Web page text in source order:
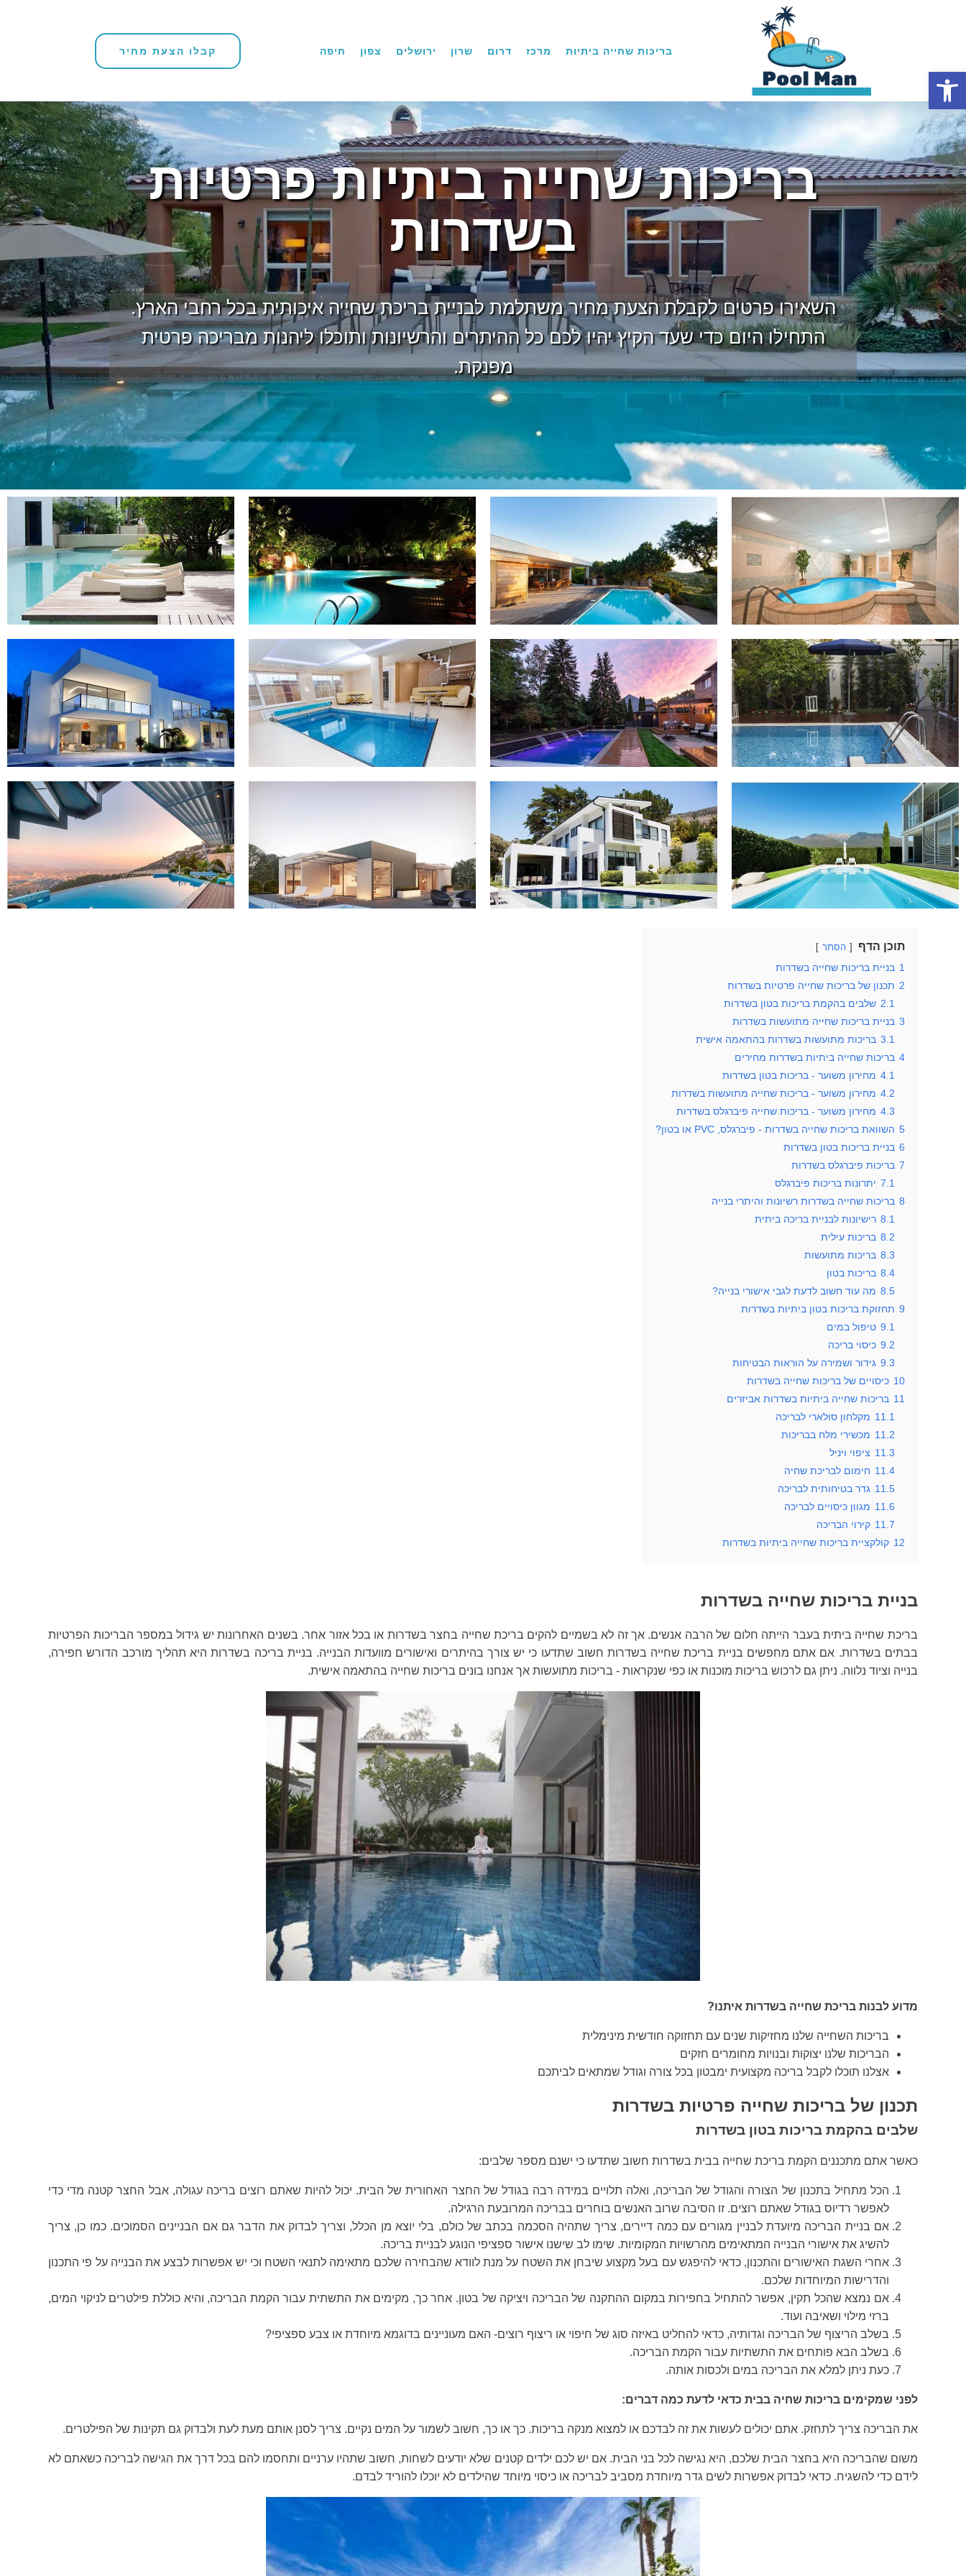
פתח סרגל נגישות
בריכות שחייה ביתיות מרכז דרום שרון ירושלים צפון חיפה קבלו הצעת מחיר
בריכות שחייה ביתיות פרטיות
בשדרות
השאירו פרטים לקבלת הצעת מחיר משתלמת לבניית בריכת שחייה איכותית בכל רחבי הארץ.
התחילו היום כדי שעד הקיץ יהיו לכם כל ההיתרים והרשיונות ותוכלו ליהנות מבריכה פרטית
מפנקת.
תוכן הדף הסתר
1 בניית בריכות שחייה בשדרות
2 תכנון של בריכות שחייה פרטיות בשדרות
2.1 שלבים בהקמת בריכות בטון בשדרות
3 בניית בריכות שחייה מתועשות בשדרות
3.1 בריכות מתועשות בשדרות בהתאמה אישית
4 בריכות שחייה ביתיות בשדרות מחירים
4.1 מחירון משוער - בריכות בטון בשדרות
4.2 מחירון משוער - בריכות שחייה מתועשות בשדרות
4.3 מחירון משוער - בריכות שחייה פיברגלס בשדרות
5 השוואת בריכות שחייה בשדרות - פיברגלס, PVC או בטון?
6 בניית בריכות בטון בשדרות
7 בריכות פיברגלס בשדרות
7.1 יתרונות בריכות פיברגלס
8 בריכות שחייה בשדרות רשיונות והיתרי בנייה
8.1 רישיונות לבניית בריכה ביתית
8.2 בריכות עילית
8.3 בריכות מתועשות
8.4 בריכות בטון
8.5 מה עוד חשוב לדעת לגבי אישורי בנייה?
9 תחזוקת בריכות בטון ביתיות בשדרות
9.1 טיפול במים
9.2 כיסוי בריכה
9.3 גידור ושמירה על הוראות הבטיחות
10 כיסויים של בריכות שחייה בשדרות
11 בריכות שחייה ביתיות בשדרות אביזרים
11.1 מקלחון סולארי לבריכה
11.2 מכשירי מלח בבריכות
11.3 ציפוי ויניל
11.4 חימום לבריכת שחיה
11.5 גדר בטיחותית לבריכה
11.6 מגוון כיסויים לבריכה
11.7 קירוי הבריכה
12 קולקציית בריכות שחייה ביתיות בשדרות
בניית בריכות שחייה בשדרות
בריכת שחייה ביתית בעבר הייתה חלום של הרבה אנשים. אך זה לא בשמיים להקים בריכת שחייה בחצר בשדרות או בכל אזור אחר. בשנים האחרונות יש גידול במספר הבריכות הפרטיות
בבתים בשדרות. אם אתם מחפשים בניית בריכת שחייה בשדרות חשוב שתדעו כי יש צורך בהיתרים ואישורים מוועדות הבנייה. בניית בריכה בשדרות היא תהליך מורכב הדורש חפירה,
בנייה וציוד נלווה. ניתן גם לרכוש בריכות מוכנות או כפי שנקראות - בריכות מתועשות אך אנחנו בונים בריכות שחייה בהתאמה אישית.
מדוע לבנות בריכת שחייה בשדרות איתנו?
בריכות השחייה שלנו מחזיקות שנים עם תחזוקה חודשית מינימלית
הבריכות שלנו יצוקות ובנויות מחומרים חזקים
אצלנו תוכלו לקבל בריכה מקצועית ימבטון בכל צורה וגודל שמתאים לביתכם
תכנון של בריכות שחייה פרטיות בשדרות
שלבים בהקמת בריכות בטון בשדרות
כאשר אתם מתכננים הקמת בריכת שחייה בבית בשדרות חשוב שתדעו כי ישנם מספר שלבים:
הכל מתחיל בתכנון של הצורה והגודל של הבריכה, ואלה תלויים במידה רבה בגודל של החצר האחורית של הבית. יכול להיות שאתם רוצים בריכה עגולה, אבל החצר קטנה מדי כדי
לאפשר רדיוס בגודל שאתם רוצים. זו הסיבה שרוב האנשים בוחרים בבריכה המרובעת הרגילה.
אם בניית הבריכה מיועדת לבניין מגורים עם כמה דיירים, צריך שתהיה הסכמה בכתב של כולם, בלי יוצא מן הכלל, וצריך לבדוק את הדבר גם אם הבניינים הסמוכים. כמו כן, צריך
להשיג את אישורי הבנייה המתאימים מהרשויות המקומיות. שימו לב שישנו אישור ספציפי הנוגע לבניית בריכה.
אחרי השגת האישורים והתכנון, כדאי להיפגש עם בעל מקצוע שיבחן את השטח על מנת לוודא שהבחירה שלכם מתאימה לתנאי השטח וכי יש אפשרות לבצע את הבנייה על פי התכנון
והדרישות המיוחדות שלכם.
אם נמצא שהכל תקין, אפשר להתחיל בחפירות במקום ההתקנה של הבריכה ויציקה של בטון. אחר כך, מקימים את התשתית עבור הקמת הבריכה, והיא כוללת פילטרים לניקוי המים,
ברזי מילוי ושאיבה ועוד.
בשלב הריצוף של הבריכה וגדותיה, כדאי להחליט באיזה סוג של חיפוי או ריצוף רוצים- האם מעוניינים בדוגמא מיוחדת או צבע ספציפי?
בשלב הבא פותחים את התשתיות עבור הקמת הבריכה.
כעת ניתן למלא את הבריכה במים ולכסות אותה.
לפני שמקימים בריכות שחיה בבית כדאי לדעת כמה דברים:
את הבריכה צריך לתחזק. אתם יכולים לעשות את זה לבדכם או למצוא מנקה בריכות. כך או כך, חשוב לשמור על המים נקיים. צריך לסנן אותם מעת לעת ולבדוק גם תקינות של הפילטרים.
משום שהבריכה היא בחצר הבית שלכם, היא נגישה לכל בני הבית. אם יש לכם ילדים קטנים שלא יודעים לשחות, חשוב שתהיו ערניים ותחסמו להם בכל דרך את הגישה לבריכה כשאתם לא
לידם כדי להשגיח. כדאי לבדוק אפשרות לשים גדר מיוחדת מסביב לבריכה או כיסוי מיוחד שהילדים לא יוכלו להוריד לבדם.